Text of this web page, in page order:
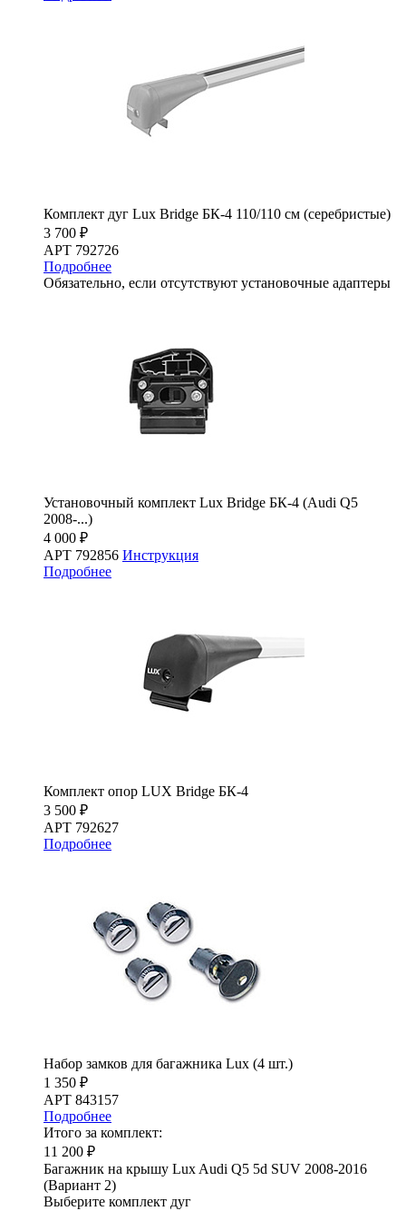
Комплект дуг Lux Bridge БК-4 110/110 см (серебристые)
3 700 ₽
АРТ 792726
Подробнее
Обязательно, если отсутствуют установочные адаптеры
Установочный комплект Lux Bridge БК-4 (Audi Q5
2008-...)
4 000 ₽
АРТ 792856 Инструкция
Подробнее
Комплект опор LUX Bridge БК-4
3 500 ₽
АРТ 792627
Подробнее
Набор замков для багажника Lux (4 шт.)
1 350 ₽
АРТ 843157
Подробнее
Итого за комплект:
11 200 ₽
Багажник на крышу Lux Audi Q5 5d SUV 2008-2016
(Вариант 2)
Выберите комплект дуг